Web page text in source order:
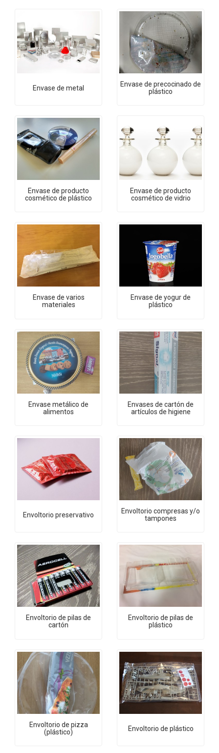
Envase de metal
Envase de precocinado de
plástico
Envase de producto
cosmético de plástico
Envase de producto
cosmético de vidrio
Envase de varios
materiales
Envase de yogur de
plástico
Envase metálico de
alimentos
Envases de cartón de
artículos de higiene
Envoltorio preservativo
Envoltorio compresas y/o
tampones
Envoltorio de pilas de
cartón
Envoltorio de pilas de
plástico
Envoltorio de pizza
(plástico)
Envoltorio de plástico